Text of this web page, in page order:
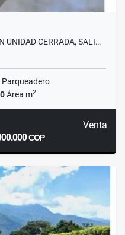
UNIDAD CERRADA, SALI…
Parqueadero
Área m2
Venta
COP